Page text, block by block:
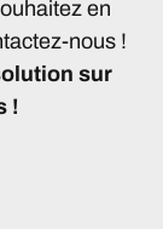
en
nous !
sur
!